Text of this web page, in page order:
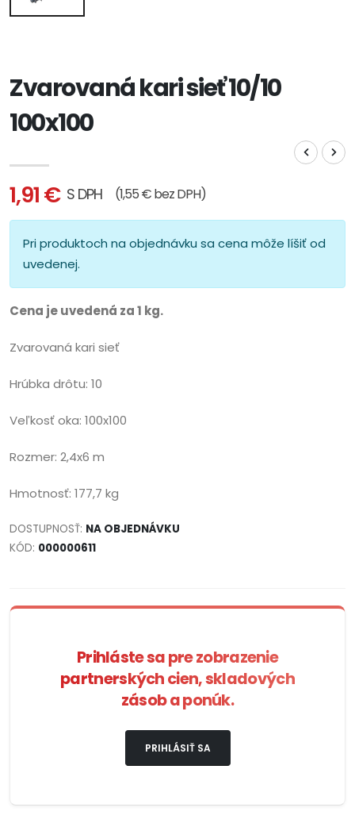
Zvarovaná kari sieť 10/10
100x100
1,91 € S DPH (1,55 € bez DPH)
Pri produktoch na objednávku sa cena môže líšiť od
uvedenej.
Cena je uvedená za 1 kg.
Zvarovaná kari sieť
Hrúbka drôtu: 10
Veľkosť oka: 100x100
Rozmer: 2,4x6 m
Hmotnosť: 177,7 kg
DOSTUPNOSŤ: NA OBJEDNÁVKU
KÓD: 000000611
Prihláste sa pre zobrazenie
partnerských cien, skladových
zásob a ponúk.
PRIHLÁSIŤ SA